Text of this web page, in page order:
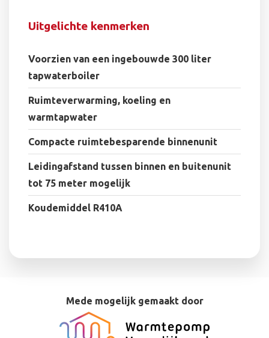
Uitgelichte kenmerken
Voorzien van een ingebouwde 300 liter
tapwaterboiler
Ruimteverwarming, koeling en
warmtapwater
Compacte ruimtebesparende binnenunit
Leidingafstand tussen binnen en buitenunit
tot 75 meter mogelijk
Koudemiddel R410A
Mede mogelijk gemaakt door